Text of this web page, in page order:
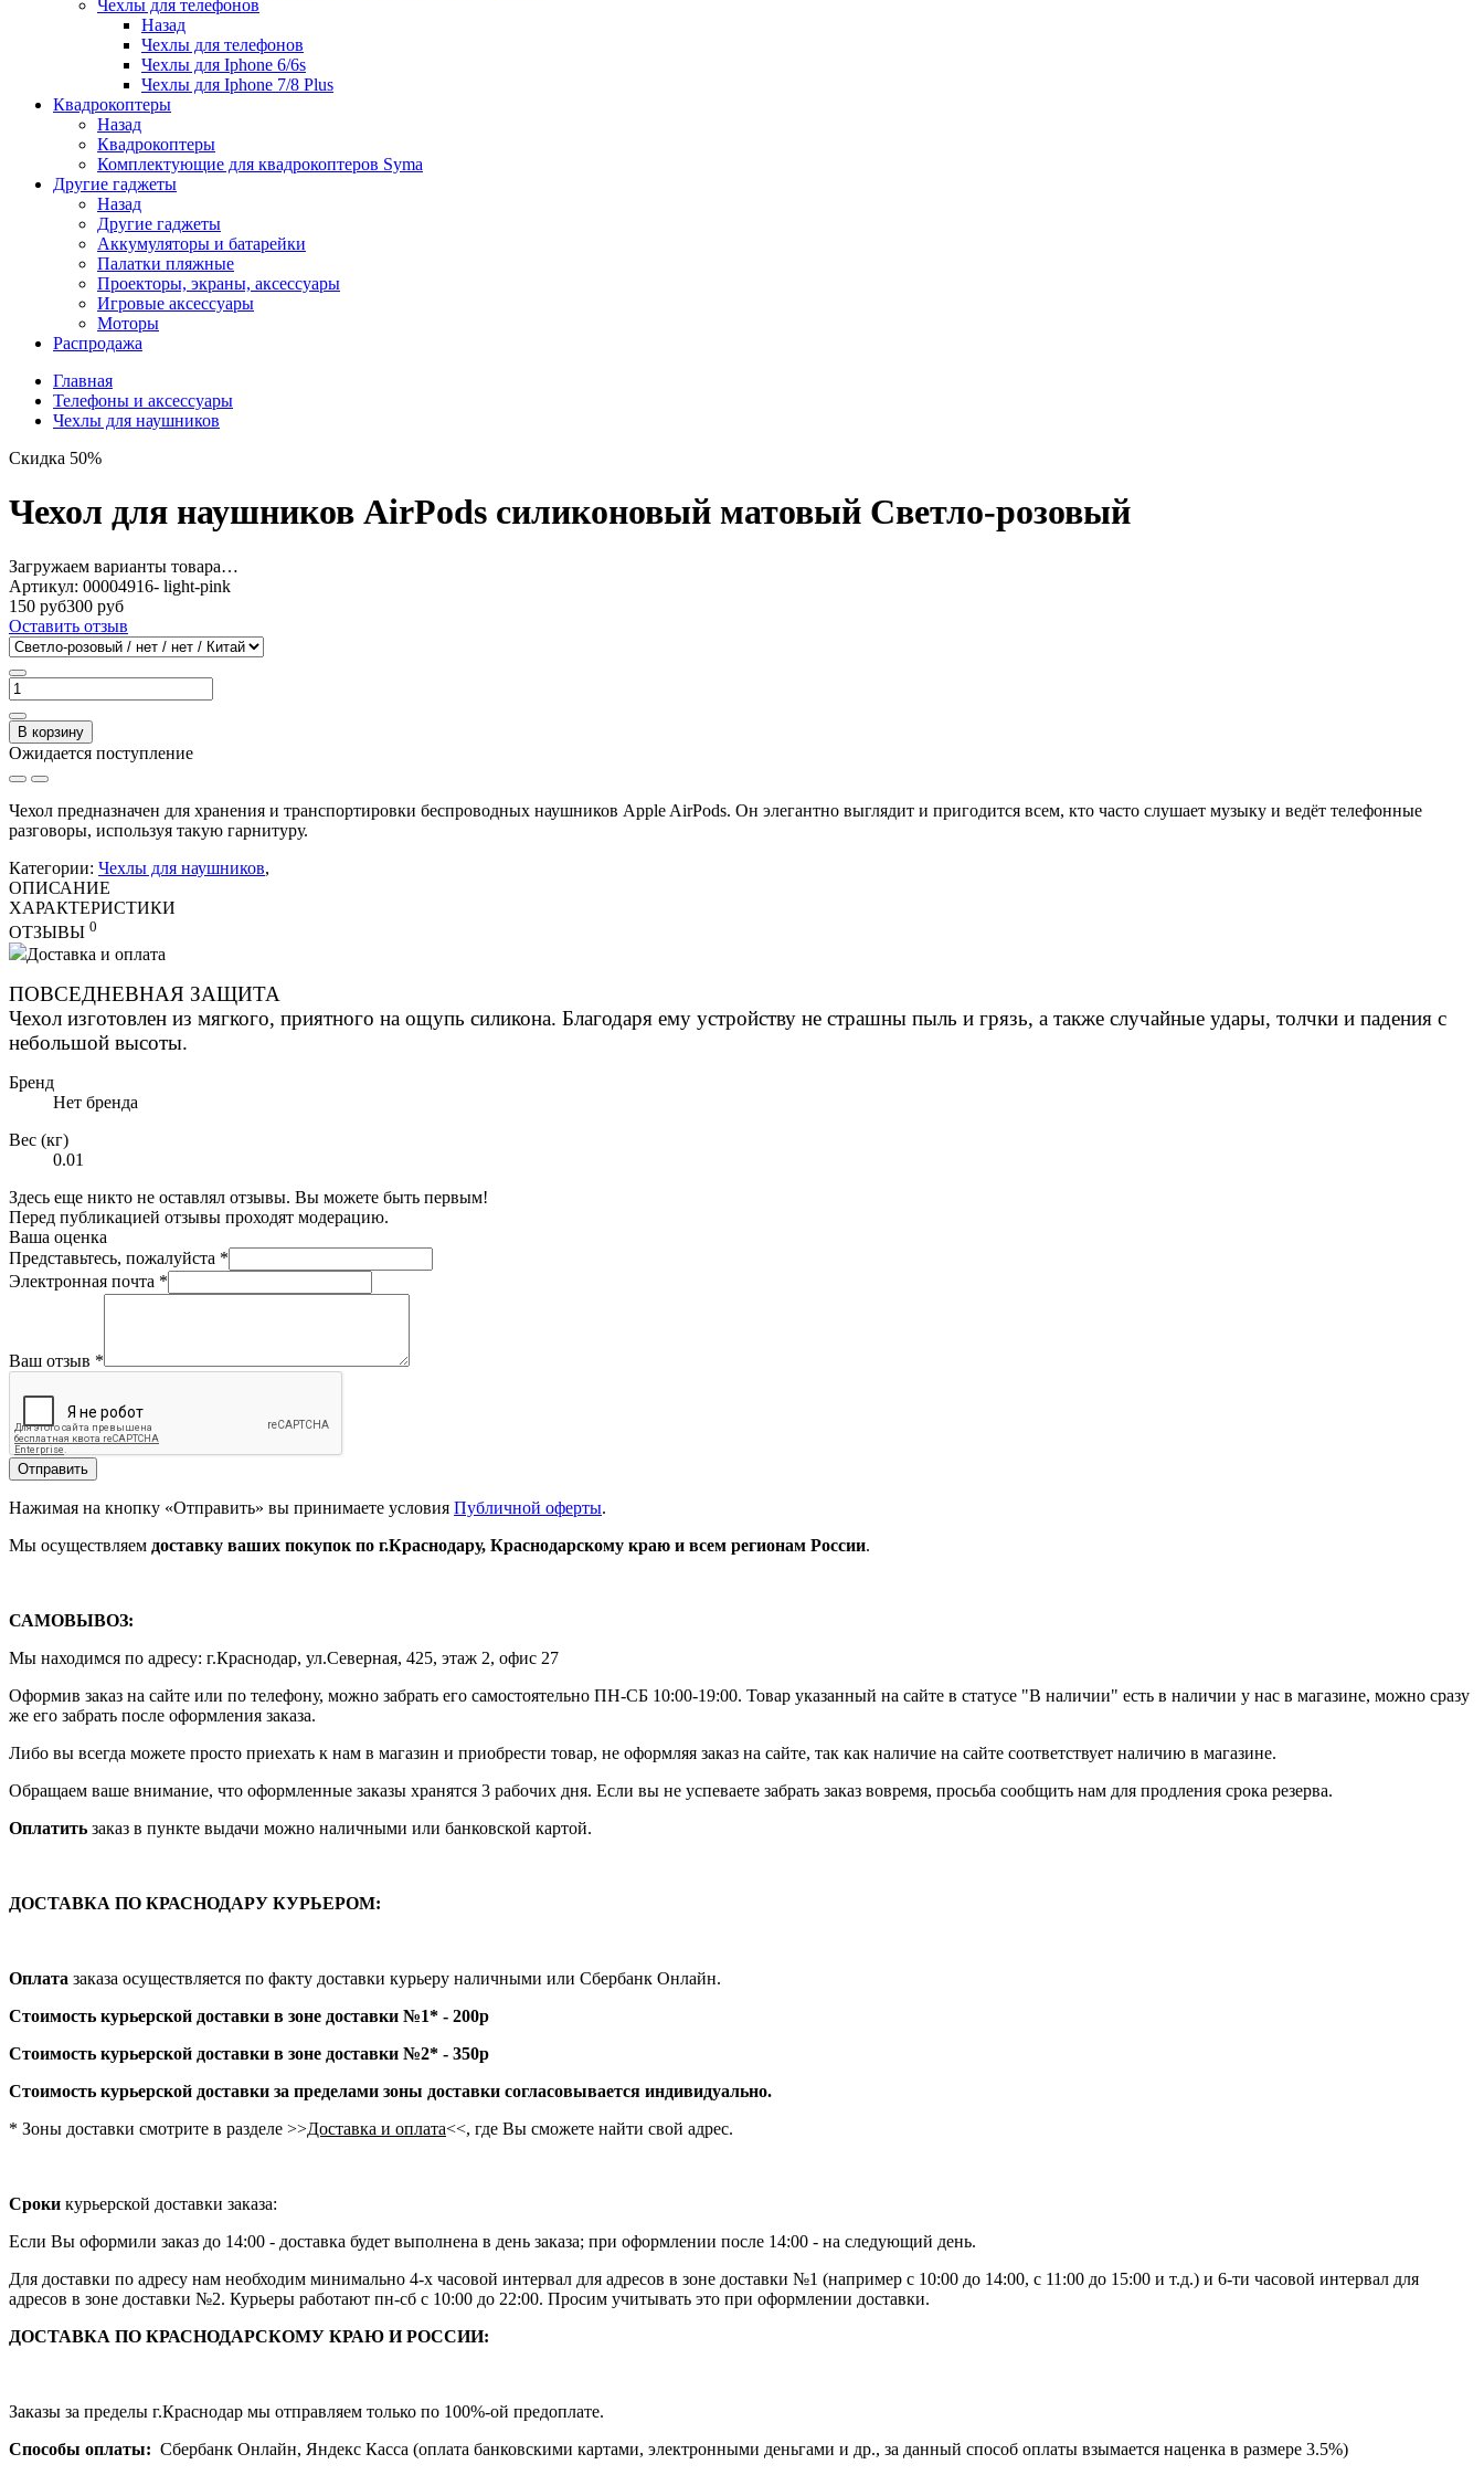
Чехлы для телефонов
Назад
Чехлы для телефонов
Чехлы для Iphone 6/6s
Чехлы для Iphone 7/8 Plus
Квадрокоптеры
Назад
Квадрокоптеры
Комплектующие для квадрокоптеров Syma
Другие гаджеты
Назад
Другие гаджеты
Аккумуляторы и батарейки
Палатки пляжные
Проекторы, экраны, аксессуары
Игровые аксессуары
Моторы
Распродажа
Главная
Телефоны и аксессуары
Чехлы для наушников
Скидка 50%
Чехол для наушников AirPods силиконовый матовый Светло-розовый
Загружаем варианты товара…
Артикул: 00004916- light-pink
150 руб300 руб
Оставить отзыв
В корзину
Ожидается поступление
Чехол предназначен для хранения и транспортировки беспроводных наушников Apple AirPods. Он элегантно выглядит и пригодится всем, кто часто слушает музыку и ведёт телефонные
разговоры, используя такую гарнитуру.
Категории: Чехлы для наушников,
ОПИСАНИЕ
ХАРАКТЕРИСТИКИ
ОТЗЫВЫ 0
Доставка и оплата
ПОВСЕДНЕВНАЯ ЗАЩИТА
Чехол изготовлен из мягкого, приятного на ощупь силикона. Благодаря ему устройству не страшны пыль и грязь, а также случайные удары, толчки и падения с
небольшой высоты.
Бренд
Нет бренда
Вес (кг)
0.01
Здесь еще никто не оставлял отзывы. Вы можете быть первым!
Перед публикацией отзывы проходят модерацию.
Ваша оценка
Представьтесь, пожалуйста *
Электронная почта *
Ваш отзыв *
Отправить
Нажимая на кнопку «Отправить» вы принимаете условия Публичной оферты.
Мы осуществляем доставку ваших покупок по г.Краснодару, Краснодарскому краю и всем регионам России.
САМОВЫВОЗ:
Мы находимся по адресу: г.Краснодар, ул.Северная, 425, этаж 2, офис 27
Оформив заказ на сайте или по телефону, можно забрать его самостоятельно ПН-СБ 10:00-19:00. Товар указанный на сайте в статусе "В наличии" есть в наличии у нас в магазине, можно сразу
же его забрать после оформления заказа.
Либо вы всегда можете просто приехать к нам в магазин и приобрести товар, не оформляя заказ на сайте, так как наличие на сайте соответствует наличию в магазине.
Обращаем ваше внимание, что оформленные заказы хранятся 3 рабочих дня. Если вы не успеваете забрать заказ вовремя, просьба сообщить нам для продления срока резерва.
Оплатить заказ в пункте выдачи можно наличными или банковской картой.
ДОСТАВКА ПО КРАСНОДАРУ КУРЬЕРОМ:
Оплата заказа осуществляется по факту доставки курьеру наличными или Сбербанк Онлайн.
Стоимость курьерской доставки в зоне доставки №1* - 200р
Стоимость курьерской доставки в зоне доставки №2* - 350р
Стоимость курьерской доставки за пределами зоны доставки согласовывается индивидуально.
* Зоны доставки смотрите в разделе >>Доставка и оплата<<, где Вы сможете найти свой адрес.
Сроки курьерской доставки заказа:
Если Вы оформили заказ до 14:00 - доставка будет выполнена в день заказа; при оформлении после 14:00 - на следующий день.
Для доставки по адресу нам необходим минимально 4-х часовой интервал для адресов в зоне доставки №1 (например с 10:00 до 14:00, с 11:00 до 15:00 и т.д.) и 6-ти часовой интервал для
адресов в зоне доставки №2. Курьеры работают пн-сб с 10:00 до 22:00. Просим учитывать это при оформлении доставки.
ДОСТАВКА ПО КРАСНОДАРСКОМУ КРАЮ И РОССИИ:
Заказы за пределы г.Краснодар мы отправляем только по 100%-ой предоплате.
Способы оплаты: Сбербанк Онлайн, Яндекс Касса (оплата банковскими картами, электронными деньгами и др., за данный способ оплаты взымается наценка в размере 3.5%)